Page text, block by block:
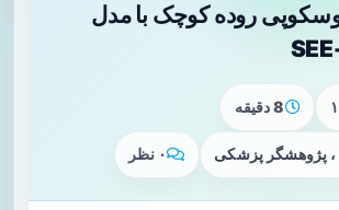
روده کوچک با مدل
8 دقیقه
، پژوهشگر پزشکی ۰ نظر